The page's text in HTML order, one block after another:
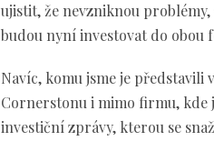
ujistit, že nevzniknou
budou nyní investovat do obou
Navíc, komu jsme je představili
Cornerstonu i mimo firmu, kde
investiční zprávy, kterou se